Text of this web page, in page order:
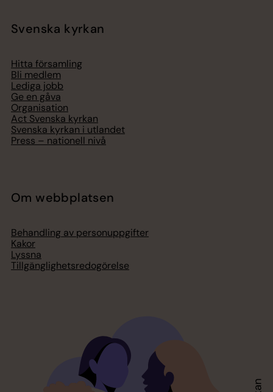
Svenska kyrkan
Hitta församling
Bli medlem
Lediga jobb
Ge en gåva
Organisation
Act Svenska kyrkan
Svenska kyrkan i utlandet
Press – nationell nivå
Om webbplatsen
Behandling av personuppgifter
Kakor
Lyssna
Tillgänglighetsredogörelse